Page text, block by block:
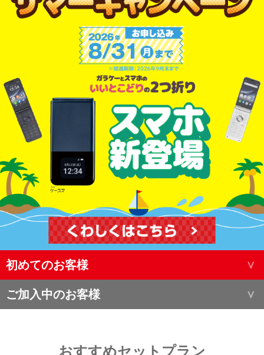
初めてのお客様
ご加入中のお客様
おすすめセットプラン